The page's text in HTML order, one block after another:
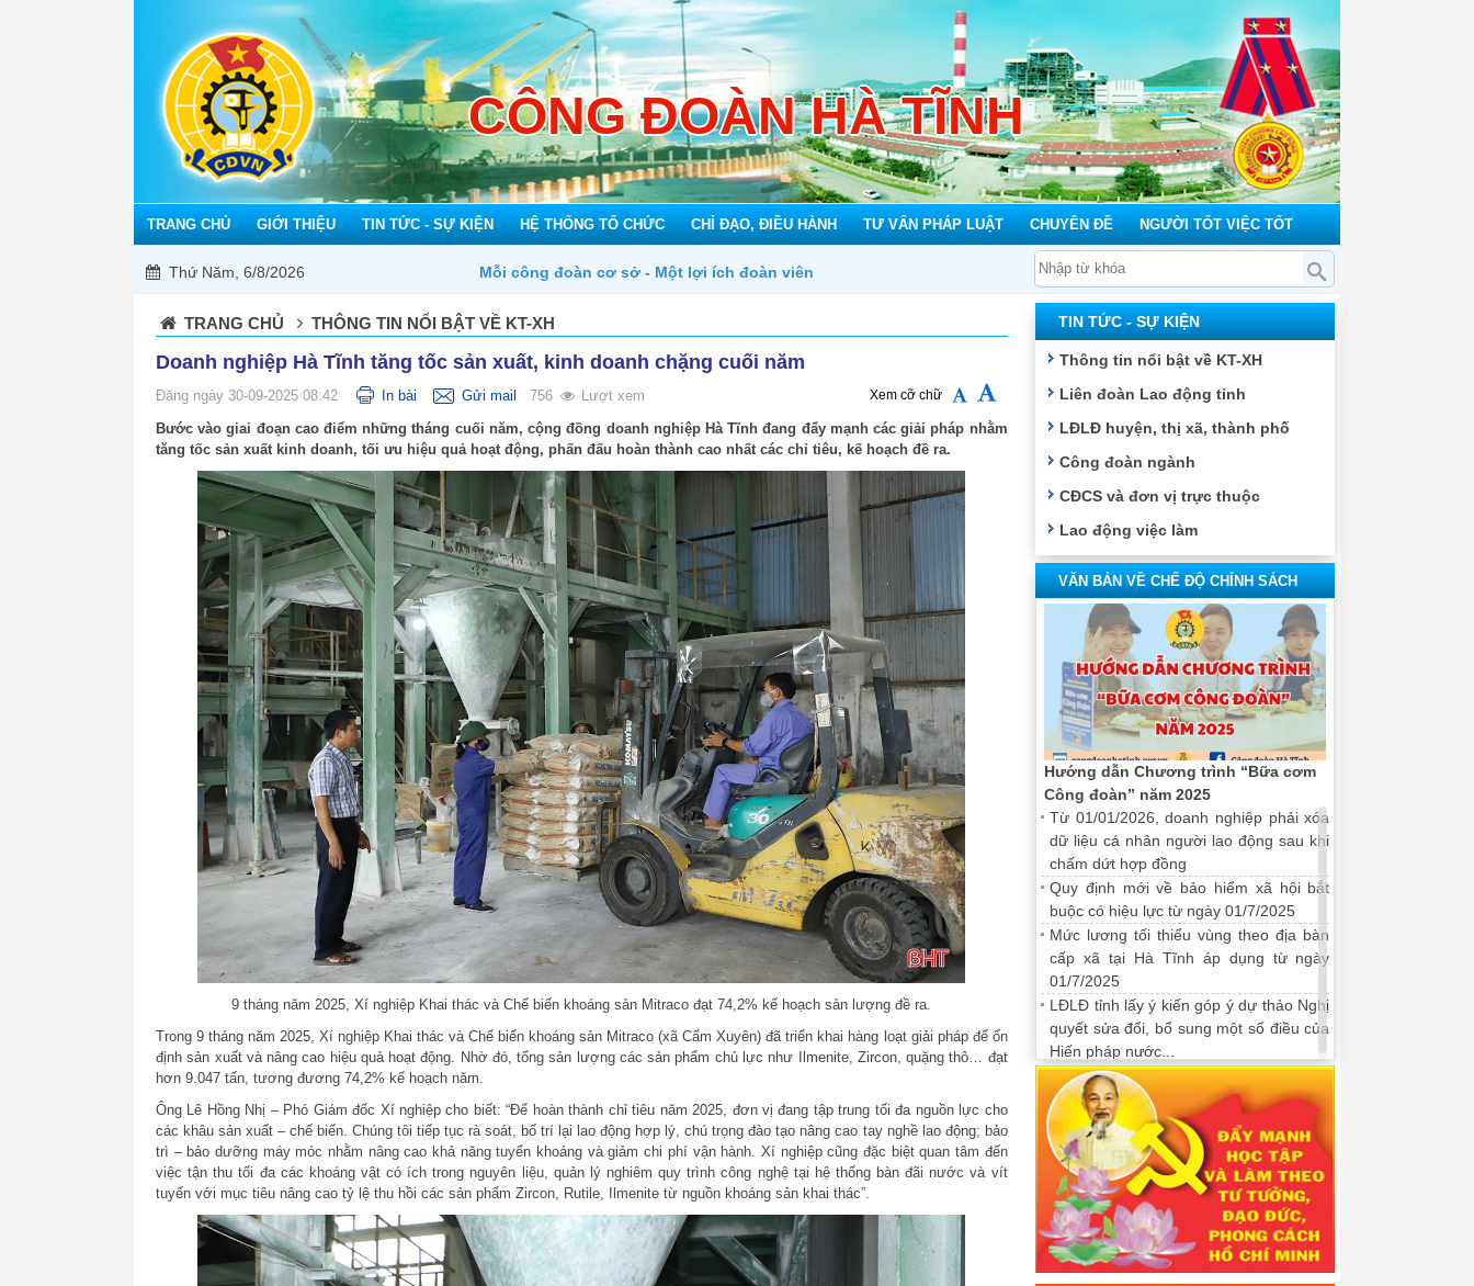
CÔNG ĐOÀN HÀ TĨNH
TRANG CHỦ GIỚI THIỆU TIN TỨC - SỰ KIỆN HỆ THỐNG TỔ CHỨC CHỈ ĐẠO, ĐIỀU HÀNH TƯ VẤN PHÁP LUẬT CHUYÊN ĐỀ NGƯỜI TỐT VIỆC TỐT
Thứ Năm, 6/8/2026
Mỗi công đoàn cơ sở - Một lợi ích đoàn viên
TRANG CHỦ THÔNG TIN NỔI BẬT VỀ KT-XH
Doanh nghiệp Hà Tĩnh tăng tốc sản xuất, kinh doanh chặng cuối năm
Đăng ngày 30-09-2025 08:42 In bài Gửi mail 756 Lượt xem Xem cỡ chữ
Bước vào giai đoạn cao điểm những tháng cuối năm, cộng đồng doanh nghiệp Hà Tĩnh đang đẩy mạnh các giải pháp nhằm
tăng tốc sản xuất kinh doanh, tối ưu hiệu quả hoạt động, phấn đấu hoàn thành cao nhất các chỉ tiêu, kế hoạch đề ra.
9 tháng năm 2025, Xí nghiệp Khai thác và Chế biến khoáng sản Mitraco đạt 74,2% kế hoạch sản lượng đề ra.
Trong 9 tháng năm 2025, Xí nghiệp Khai thác và Chế biến khoáng sản Mitraco (xã Cẩm Xuyên) đã triển khai hàng loạt giải pháp để ổn
định sản xuất và nâng cao hiệu quả hoạt động. Nhờ đó, tổng sản lượng các sản phẩm chủ lực như Ilmenite, Zircon, quặng thô… đạt
hơn 9.047 tấn, tương đương 74,2% kế hoạch năm.
Ông Lê Hồng Nhị – Phó Giám đốc Xí nghiệp cho biết: “Để hoàn thành chỉ tiêu năm 2025, đơn vị đang tập trung tối đa nguồn lực cho
các khâu sản xuất – chế biến. Chúng tôi tiếp tục rà soát, bố trí lại lao động hợp lý, chú trọng đào tạo nâng cao tay nghề lao động; bảo
trì – bảo dưỡng máy móc nhằm nâng cao khả năng tuyển khoáng và giảm chi phí vận hành. Xí nghiệp cũng đặc biệt quan tâm đến
việc tận thu tối đa các khoáng vật có ích trong nguyên liệu, quản lý nghiêm quy trình công nghệ tại hệ thống bàn đãi nước và vít
tuyển với mục tiêu nâng cao tỷ lệ thu hồi các sản phẩm Zircon, Rutile, Ilmenite từ nguồn khoáng sản khai thác”.
TIN TỨC - SỰ KIỆN
Thông tin nổi bật về KT-XH
Liên đoàn Lao động tỉnh
LĐLĐ huyện, thị xã, thành phố
Công đoàn ngành
CĐCS và đơn vị trực thuộc
Lao động việc làm
VĂN BẢN VỀ CHẾ ĐỘ CHÍNH SÁCH
Hướng dẫn Chương trình “Bữa cơm
Công đoàn” năm 2025
Từ 01/01/2026, doanh nghiệp phải xóa
dữ liệu cá nhân người lao động sau khi
chấm dứt hợp đồng
Quy định mới về bảo hiểm xã hội bắt
buộc có hiệu lực từ ngày 01/7/2025
Mức lương tối thiểu vùng theo địa bàn
cấp xã tại Hà Tĩnh áp dụng từ ngày
01/7/2025
LĐLĐ tỉnh lấy ý kiến góp ý dự thảo Nghị
quyết sửa đổi, bổ sung một số điều của
Hiến pháp nước...